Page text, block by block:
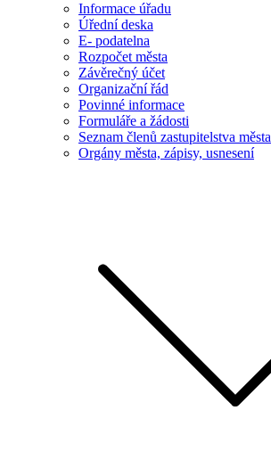
Informace úřadu
Úřední deska
E- podatelna
Rozpočet města
Závěrečný účet
Organizační řád
Povinné informace
Formuláře a žádosti
Seznam členů zastupitelstva města
Orgány města, zápisy, usnesení